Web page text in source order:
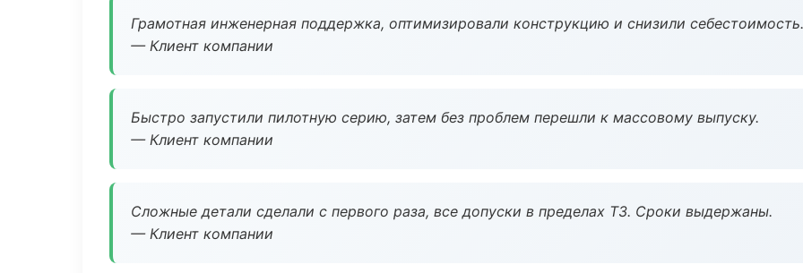
Грамотная инженерная поддержка, оптимизировали конструкцию и снизили себестоимость.
— Клиент компании
Быстро запустили пилотную серию, затем без проблем перешли к массовому выпуску.
— Клиент компании
Сложные детали сделали с первого раза, все допуски в пределах ТЗ. Сроки выдержаны.
— Клиент компании